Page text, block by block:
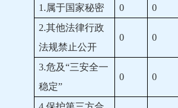
1.属于国家秘密 0
0
2.其他法律行政
法规禁止公开
0 0
3.危及“三安全一
稳定”
0 0